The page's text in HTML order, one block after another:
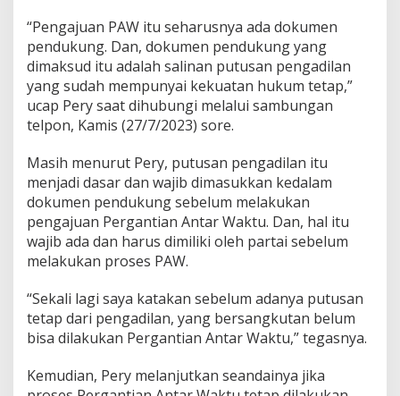
“Pengajuan PAW itu seharusnya ada dokumen
pendukung. Dan, dokumen pendukung yang
dimaksud itu adalah salinan putusan pengadilan
yang sudah mempunyai kekuatan hukum tetap,”
ucap Pery saat dihubungi melalui sambungan
telpon, Kamis (27/7/2023) sore.
Masih menurut Pery, putusan pengadilan itu
menjadi dasar dan wajib dimasukkan kedalam
dokumen pendukung sebelum melakukan
pengajuan Pergantian Antar Waktu. Dan, hal itu
wajib ada dan harus dimiliki oleh partai sebelum
melakukan proses PAW.
“Sekali lagi saya katakan sebelum adanya putusan
tetap dari pengadilan, yang bersangkutan belum
bisa dilakukan Pergantian Antar Waktu,” tegasnya.
Kemudian, Pery melanjutkan seandainya jika